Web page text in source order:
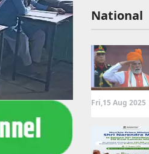
National
Fri,15 Aug 2025